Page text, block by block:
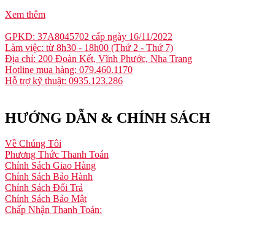
Xem thêm
GPKD: 37A8045702 cấp ngày 16/11/2022
Làm việc: từ 8h30 - 18h00 (Thứ 2 - Thứ 7)
Địa chỉ: 200 Đoàn Kết, Vĩnh Phước, Nha Trang
Hotline mua hàng: 079.460.1170
Hỗ trợ kỹ thuật: 0935.123.286
HƯỚNG DẪN & CHÍNH SÁCH
Về Chúng Tôi
Phương Thức Thanh Toán
Chính Sách Giao Hàng
Chính Sách Bảo Hành
Chính Sách Đổi Trả
Chính Sách Bảo Mật
Chấp Nhận Thanh Toán: